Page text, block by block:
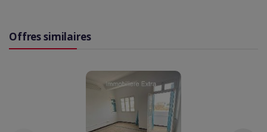
Offres similaires